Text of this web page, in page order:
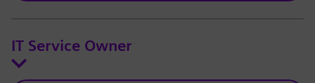
IT Service Owner